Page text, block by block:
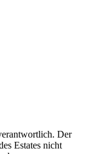
Der
Estates nicht